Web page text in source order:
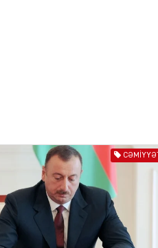
XİN rəhbərindən TRİPP
layihəsi ilə bağlı AÇIQLAMA
04.08.2026 4396
CƏMIYYƏT